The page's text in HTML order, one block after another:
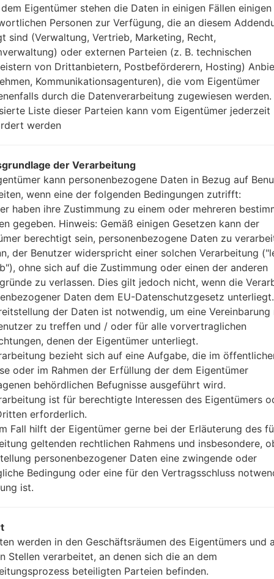
LGKM553
LG Others
Dezember, 2010
11.9 millimeter (0.47 Zoll)
52.6 x 102 millimeter (2.07 x
84 gramm (2.96 unzen)
Nein
Ausrüstung
-
Netzwerk und Daten
1 Mini-SIM
GSM 850/900/1800/1900 MHz
-
-
-
GPRS, EDGE
Anzeige
3.0 in (~46.44% Bildschirm zu
TN-TFT LCD
240 x 400 Pixel (~155 Dichte
262K Farben
Batterie und Tastatur
entfernbar Li-Ion 800 mAh
-
Interfaces
3.5mm jack
Nein
Nein
Nein
microUSB 2.0
LGKM553(LGKM553)
Eigentümer stehen die Daten in einigen Fällen einigen
Personen zur Verfügung, die an diesem
sind (Verwaltung, Vertrieb, Marketing, Recht,
oder externen Parteien (z. B. technischen
von Drittanbietern, Postbeförderern, Hosting)
Kommunikationsagenturen), die vom Eigentümer
durch die Datenverarbeitung zugewiesen werden.
Liste dieser Parteien kann vom Eigentümer jederzeit
werden
der Verarbeitung
kann personenbezogene Daten in Bezug auf
wenn eine der folgenden Bedingungen zutrifft:
haben ihre Zustimmung zu einem oder mehreren
gegeben. Hinweis: Gemäß einigen Gesetzen kann der
berechtigt sein, personenbezogene Daten zu
der Benutzer widerspricht einer solchen Verarbeitung
ohne sich auf die Zustimmung oder einen der anderen
zu verlassen. Dies gilt jedoch nicht, wenn die
Daten dem EU-Datenschutzgesetz unterliegt.
der Daten ist notwendig, um eine Vereinbarung
zu treffen und / oder für alle vorvertraglichen
denen der Eigentümer unterliegt.
bezieht sich auf eine Aufgabe, die im
oder im Rahmen der Erfüllung der dem Eigentümer
behördlichen Befugnisse ausgeführt wird.
ist für berechtigte Interessen des Eigentümers
erforderlich.
Fall hilft der Eigentümer gerne bei der Erläuterung des
geltenden rechtlichen Rahmens und insbesondere,
personenbezogener Daten eine zwingende oder
Bedingung oder eine für den Vertragsschluss
ist.
werden in den Geschäftsräumen des Eigentümers und
Stellen verarbeitet, an denen sich die an dem
beteiligten Parteien befinden.